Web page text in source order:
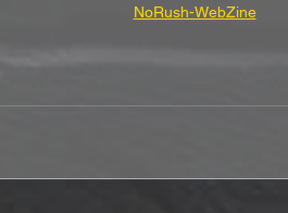
NoRush-WebZine